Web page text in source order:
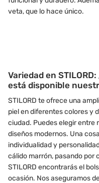
veta, que lo hace único.
Variedad en
está disponible
STILORD te ofrece una
piel en diferentes colores y
ciudad. Puedes elegir entre
diseños modernos. Una
individualidad y
cálido marrón, pasando por
STILORD encontrarás el
ocasión. Nos aseguramos